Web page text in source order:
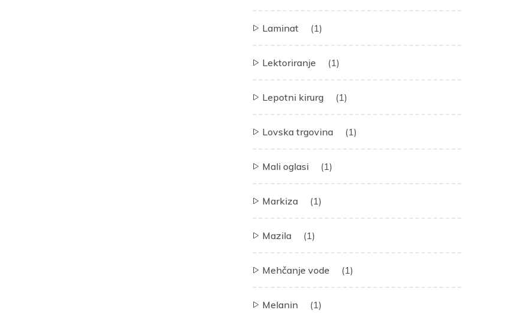
Laminat (1)
Lektoriranje (1)
Lepotni kirurg (1)
Lovska trgovina (1)
Mali oglasi (1)
Markiza (1)
Mazila (1)
Mehčanje vode (1)
Melanin (1)